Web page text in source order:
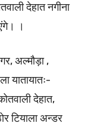
देहात नगीना
।
अल्मौड़ा ,
यातायातः-
देहात,
टियाला अन्डर